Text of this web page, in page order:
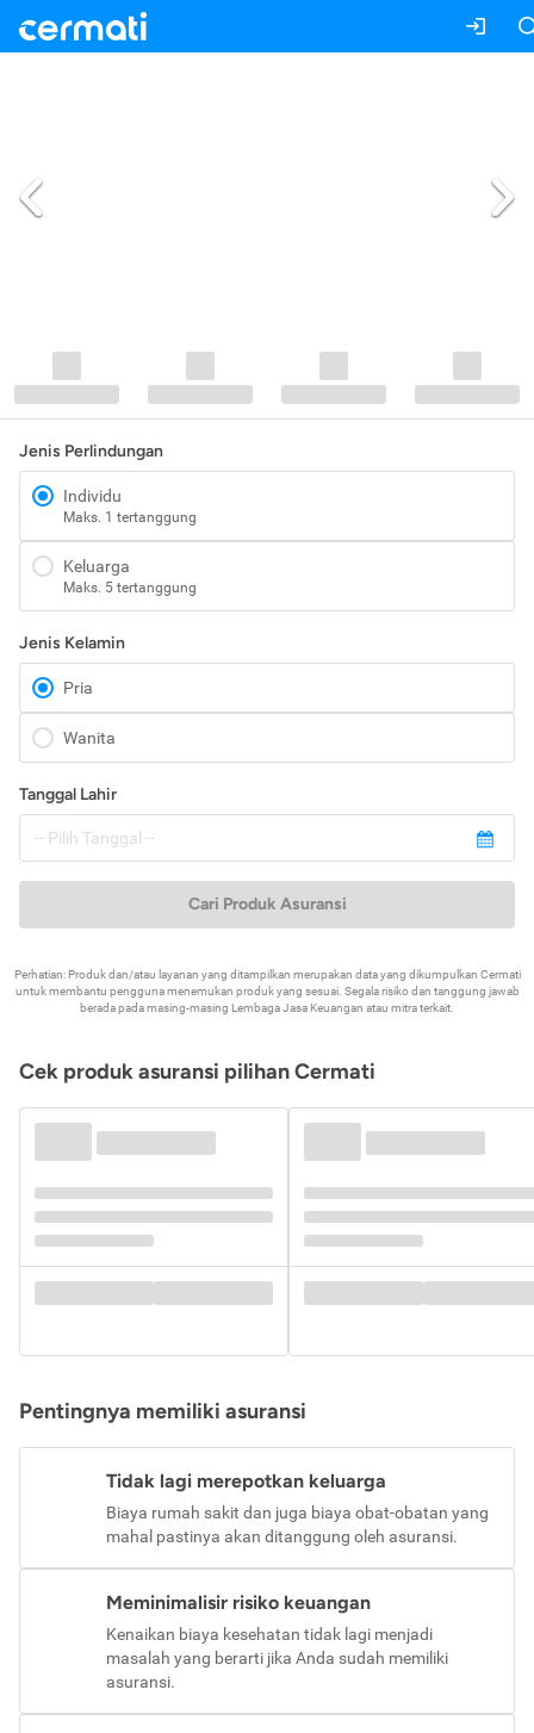
Jenis Perlindungan
Individu
Maks. 1 tertanggung
Keluarga
Maks. 5 tertanggung
Jenis Kelamin
Pria
Wanita
Tanggal Lahir
Cari Produk Asuransi
Perhatian: Produk dan/atau layanan yang ditampilkan merupakan data yang dikumpulkan Cermati
untuk membantu pengguna menemukan produk yang sesuai. Segala risiko dan tanggung jawab
berada pada masing-masing Lembaga Jasa Keuangan atau mitra terkait.
Cek produk asuransi pilihan Cermati
Pentingnya memiliki asuransi
Tidak lagi merepotkan keluarga
Biaya rumah sakit dan juga biaya obat-obatan yang
mahal pastinya akan ditanggung oleh asuransi.
Meminimalisir risiko keuangan
Kenaikan biaya kesehatan tidak lagi menjadi
masalah yang berarti jika Anda sudah memiliki
asuransi.